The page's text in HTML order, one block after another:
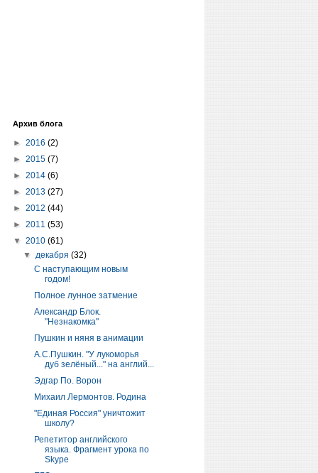
Архив блога
► 2016 (2)
► 2015 (7)
► 2014 (6)
► 2013 (27)
► 2012 (44)
► 2011 (53)
▼ 2010 (61)
▼декабря(32)
C наступающим новым
годом!
Полное лунное затмение
Александр Блок.
"Незнакомка"
Пушкин и няня в анимации
А.С.Пушкин. "У лукоморья
дуб зелёный..." на англий...
Эдгар По. Ворон
Михаил Лермонтов. Родина
"Единая Россия" уничтожит
школу?
Репетитор английского
языка. Фрагмент урока по
Skype